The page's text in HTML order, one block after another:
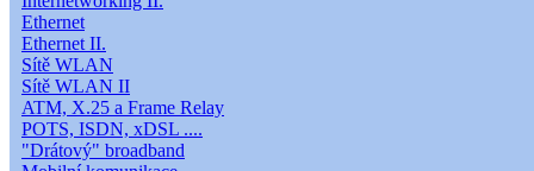
Ethernet
Ethernet II.
Sítě WLAN
Sítě WLAN II
ATM, X.25 a Frame Relay
POTS, ISDN, xDSL ....
"Drátový" broadband